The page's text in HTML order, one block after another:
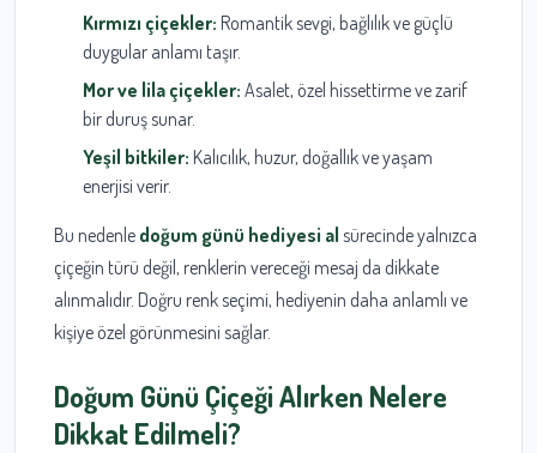
Kırmızı çiçekler: Romantik sevgi, bağlılık ve güçlü
duygular anlamı taşır.
Mor ve lila çiçekler: Asalet, özel hissettirme ve zarif
bir duruş sunar.
Yeşil bitkiler: Kalıcılık, huzur, doğallık ve yaşam
enerjisi verir.
Bu nedenle doğum günü hediyesi al sürecinde yalnızca
çiçeğin türü değil, renklerin vereceği mesaj da dikkate
alınmalıdır. Doğru renk seçimi, hediyenin daha anlamlı ve
kişiye özel görünmesini sağlar.
Doğum Günü Çiçeği Alırken Nelere
Dikkat Edilmeli?